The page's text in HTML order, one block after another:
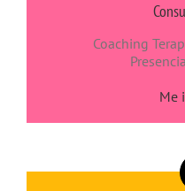
Coaching
Me